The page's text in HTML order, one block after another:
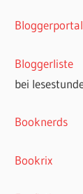
Bloggerportal
Bloggerliste
bei
Booknerds
Bookrix